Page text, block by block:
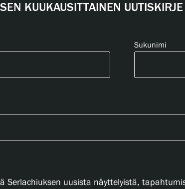
KUUKAUSITTAINEN UUTISKIRJE
Sukunimi
Serlachiuksen uusista näyttelyistä,